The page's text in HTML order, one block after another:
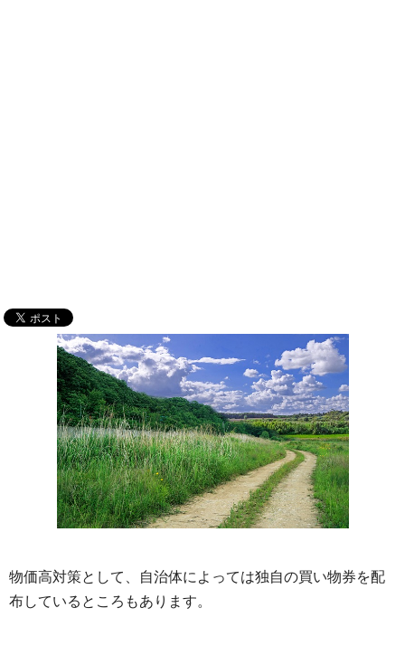
物価高対策として、自治体によっては独自の買い物券を配
布しているところもあります。